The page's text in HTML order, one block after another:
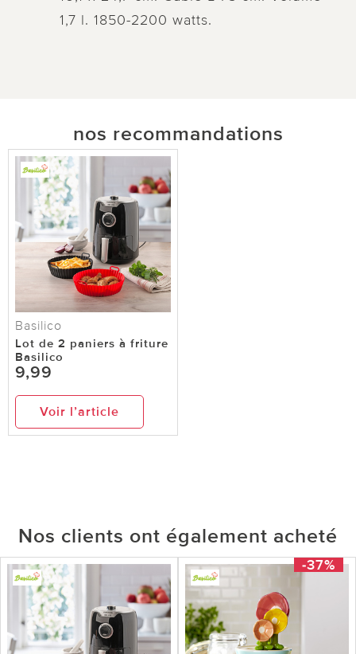
1,7 l. 1850-2200 watts.
nos recommandations
Basilico
Lot de 2 paniers à friture
Basilico
9,99
Voir l’article
Nos clients ont également acheté
-37%